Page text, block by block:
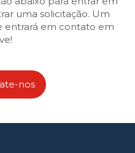
uma solicitação. Um
entrará em contato em
nos